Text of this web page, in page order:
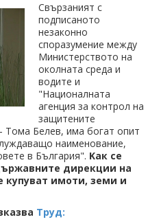
Свързаният с
подписаното
незаконно
споразумение между
Министерството на
околната среда и
водите и
"Националната
агенция за контрол на
защитените
Тома Белев, има богат опит
наименование,
в България". Kак се
дирекции на
купуват имоти, земи и
Труд: